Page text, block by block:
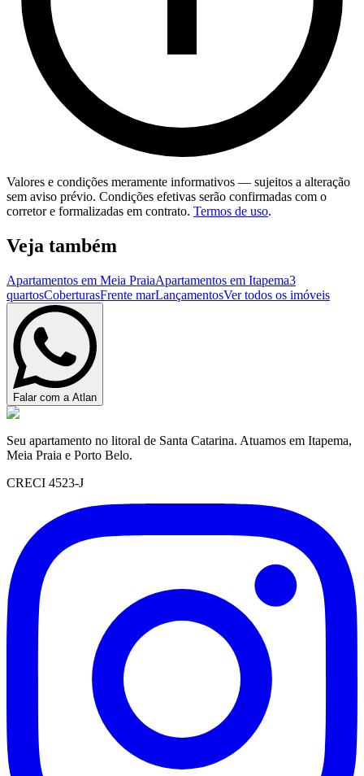
Valores e condições meramente informativos — sujeitos a alteração
sem aviso prévio. Condições efetivas serão confirmadas com o
corretor e formalizadas em contrato. Termos de uso.
Veja também
Apartamentos em Meia PraiaApartamentos em Itapema3
quartosCoberturasFrente marLançamentosVer todos os imóveis
Falar com a Atlan
Seu apartamento no litoral de Santa Catarina. Atuamos em Itapema,
Meia Praia e Porto Belo.
CRECI 4523-J